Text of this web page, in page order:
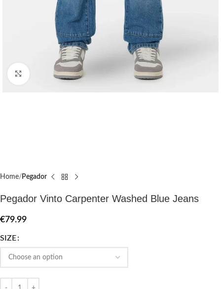
Click to enlarge
Home Pegador​
Pegador Vinto Carpenter Washed Blue Jeans
€79.99
SIZE